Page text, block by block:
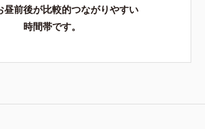
昼前後が比較的つながりやすい
時間帯です。